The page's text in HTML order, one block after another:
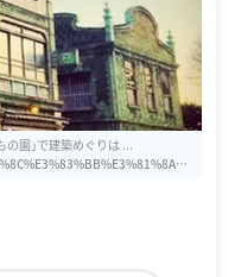
の園」で建築めぐりは ...